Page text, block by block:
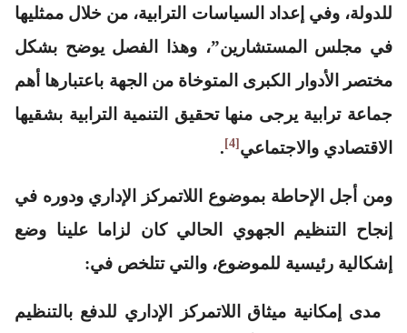
للدولة، وفي إعداد السياسات الترابية، من خلال ممثليها
في مجلس المستشارين”، وهذا الفصل يوضح بشكل
مختصر الأدوار الكبرى المتوخاة من الجهة باعتبارها أهم
جماعة ترابية يرجى منها تحقيق التنمية الترابية بشقيها
الاقتصادي والاجتماعي [4]
.
ومن أجل الإحاطة بموضوع اللاتمركز الإداري ودوره في
إنجاح التنظيم الجهوي الحالي كان لزاما علينا وضع
إشكالية رئيسية للموضوع، والتي تتلخص في:
مدى إمكانية ميثاق اللاتمركز الإداري للدفع بالتنظيم